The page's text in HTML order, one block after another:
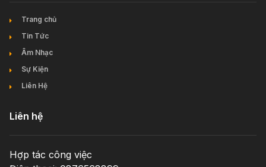
Trang chủ
Tin Tức
Âm Nhạc
Sự Kiện
Liên Hệ
Liên hệ
Hợp tác công việc